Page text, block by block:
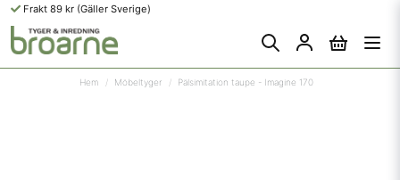
Frakt 89 kr (Gäller Sverige)
Hem Möbeltyger Pälsimitation taupe - Imagine 170